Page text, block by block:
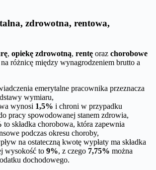
zdrowotna, rentowa,
, opiekę zdrowotną, rentę oraz chorobowe
różnicę między wynagrodzeniem brutto a
emerytalne pracownika przeznacza
wymiaru,
wynosi 1,5% i chroni w przypadku
pracy spowodowanej stanem zdrowia,
to składka chorobowa, która zapewnia
podczas okresu choroby,
na ostateczną kwotę wypłaty ma składka
wysokość to 9%, z czego 7,75% można
dochodowego.